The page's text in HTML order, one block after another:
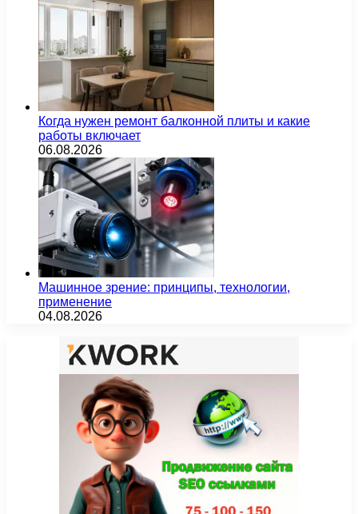
Когда нужен ремонт балконной плиты и какие
работы включает
06.08.2026
Машинное зрение: принципы, технологии,
применение
04.08.2026